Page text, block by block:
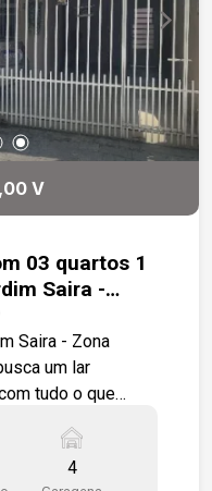
V
03 quartos 1
Saira -
Saira - Zona
tudo o que
Logo
sala acolhedora
4